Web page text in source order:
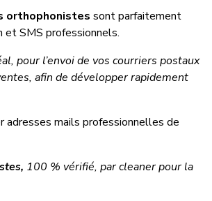
orthophonistes sont parfaitement
et SMS professionnels.
pour l’envoi de vos courriers postaux
afin de développer rapidement
adresses mails professionnelles de
100 % vérifié, par cleaner pour la